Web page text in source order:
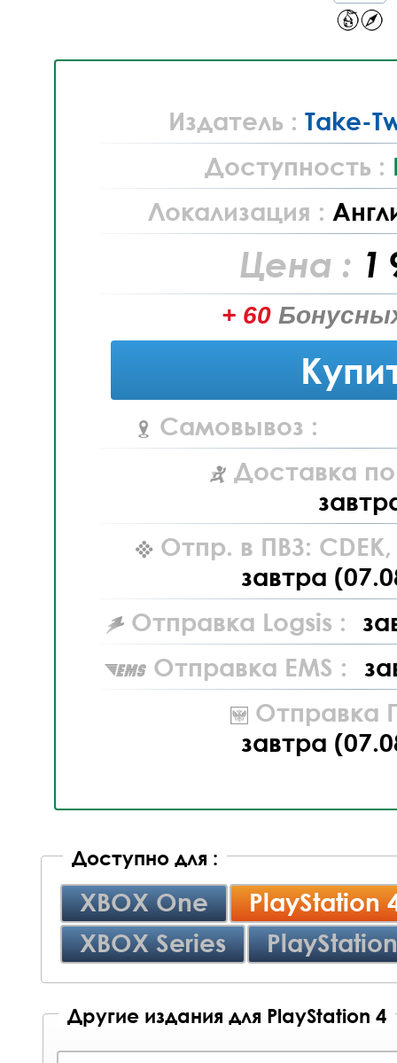
Издатель : Take-
Доступность :
Локализация :
Цена : 1
+ 60
Самовывоз :
Доставка
Отпр. в ПВЗ: CDEK,
завтра
Отправка Logsis :
Отправка EMS :
Отправка
завтра
Доступно для :
XBOX One
PlayStation
XBOX Series
Другие издания для PlayStation 4